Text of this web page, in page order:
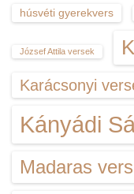
húsvéti gyerekvers
József Attila versek
Karácsonyi
Kányádi
Madaras vers